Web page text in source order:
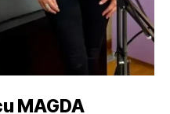
MAGDA